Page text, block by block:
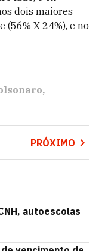
dois maiores
(56% X 24%), e no
PRÓXIMO
autoescolas